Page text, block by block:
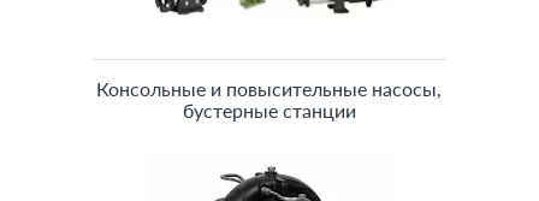
Консольные и повысительные насосы,
бустерные станции